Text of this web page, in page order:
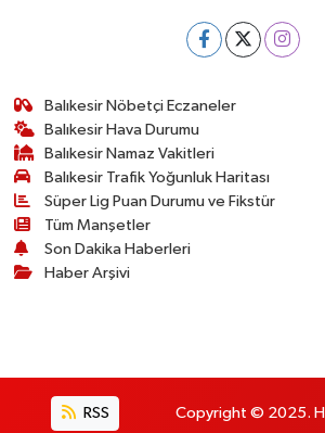
Balıkesir Nöbetçi Eczaneler
Balıkesir Hava Durumu
Balıkesir Namaz Vakitleri
Balıkesir Trafik Yoğunluk Haritası
Süper Lig Puan Durumu ve Fikstür
Tüm Manşetler
Son Dakika Haberleri
Haber Arşivi
RSS Copyright © 2025.